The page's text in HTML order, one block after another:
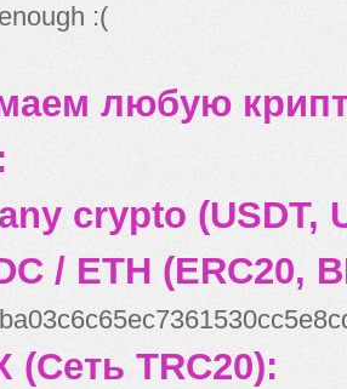
:(
любую
crypto (USDT,
/ ETH (ERC20,
(Сеть TRC20):